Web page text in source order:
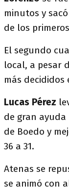
minutos y
de los
El segundo
local, a pesar
más decididos
Lucas Pérez
de gran
de Boedo y
36 a 31.
Atenas se
se animó con